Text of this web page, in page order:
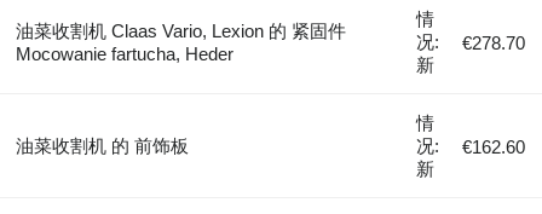
油菜收割机 Claas Vario, Lexion 的 紧固件
Mocowanie fartucha, Heder
情
况:
新
€278.70
油菜收割机 的 前饰板
情
况:
新
€162.60